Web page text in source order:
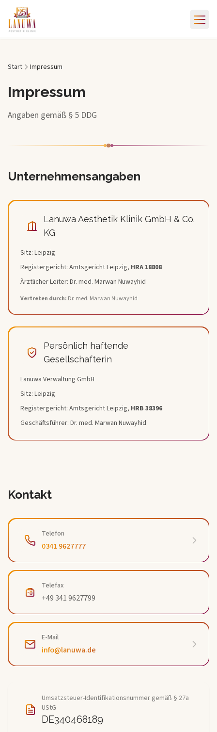
Start Impressum
Impressum
Angaben gemäß § 5 DDG
Unternehmensangaben
Lanuwa Aesthetik Klinik GmbH & Co.
KG
Sitz: Leipzig
Registergericht: Amtsgericht Leipzig, HRA 18808
Ärztlicher Leiter: Dr. med. Marwan Nuwayhid
Vertreten durch: Dr. med. Marwan Nuwayhid
Persönlich haftende
Gesellschafterin
Lanuwa Verwaltung GmbH
Sitz: Leipzig
Registergericht: Amtsgericht Leipzig, HRB 38396
Geschäftsführer: Dr. med. Marwan Nuwayhid
Kontakt
Telefon
0341 9627777
Telefax
+49 341 9627799
E-Mail
info@lanuwa.de
Umsatzsteuer-Identifikationsnummer gemäß § 27a
UStG
DE340468189